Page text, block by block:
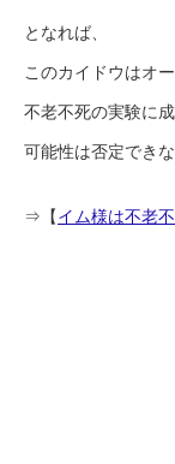
となれば、
このカイドウはオ
不老不死の実験に
可能性は否定できな
⇒【イム様は不老